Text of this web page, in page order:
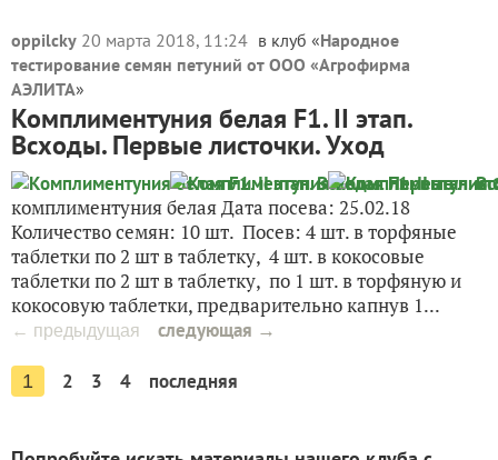
oppilcky 20 марта 2018, 11:24 в клуб «Народное
тестирование семян петуний от ООО «Агрофирма
АЭЛИТА»
Комплиментуния белая F1. II этап.
Всходы. Первые листочки. Уход
комплиментуния белая Дата посева: 25.02.18
Количество семян: 10 шт. Посев: 4 шт. в торфяные
таблетки по 2 шт в таблетку, 4 шт. в кокосовые
таблетки по 2 шт в таблетку, по 1 шт. в торфяную и
кокосовую таблетки, предварительно капнув 1...
← предыдущая следующая →
1 2 3 4 последняя